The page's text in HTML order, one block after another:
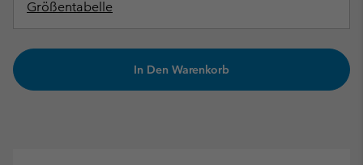
Größentabelle
In Den Warenkorb